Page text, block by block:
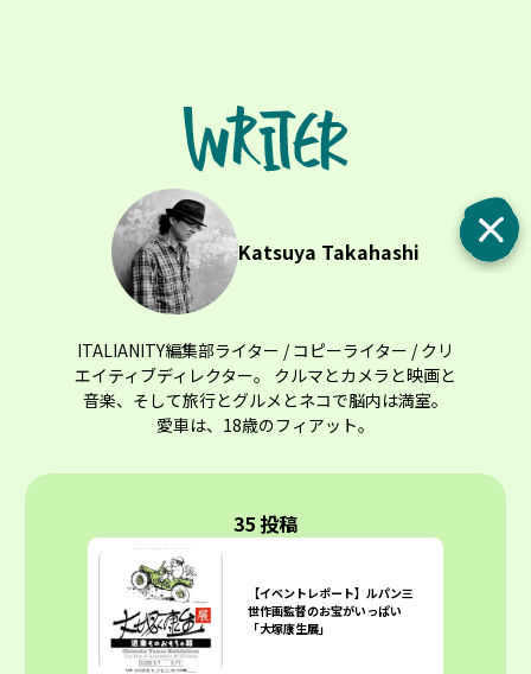
Katsuya Takahashi
ITALIANITY編集部ライター / コピーライター / クリ
エイティブディレクター。 クルマとカメラと映画と
音楽、そして旅行とグルメとネコで脳内は満室。
愛車は、18歳のフィアット。
35 投稿
【イベントレポート】ルパン三
世作画監督のお宝がいっぱい
「大塚康生展」